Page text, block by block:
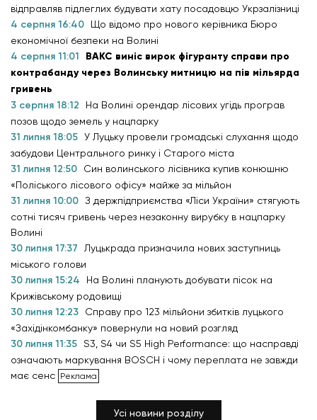
відправляв підлеглих будувати хату посадовцю Укрзалізниці
4 серпня 16:40
Що відомо про нового керівника Бюро
економічної безпеки на Волині
4 серпня 11:01
ВАКС виніс вирок фігуранту справи про
контрабанду через Волинську митницю на пів мільярда
гривень
3 серпня 18:12
На Волині орендар лісових угідь програв
позов щодо земель у нацпарку
31 липня 18:05 У Луцьку провели громадські слухання щодо
забудови Центрального ринку і Старого міста
31 липня 12:50
Син волинського лісівника купив конюшню
«Поліського лісового офісу» майже за мільйон
31 липня 10:00 З держпідприємства «Ліси України» стягують
сотні тисяч гривень через незаконну вирубку в нацпарку
Волині
30 липня 17:37
Луцькрада призначила нових заступниць
міського голови
30 липня 15:24
На Волині планують добувати пісок на
Крижівському родовищі
30 липня 12:23
Справу про 123 мільйони збитків луцького
«Західінкомбанку» повернули на новий розгляд
30 липня 11:35 S3, S4 чи S5 High Performance: що насправді
означають маркування BOSCH і чому переплата не завжди
має сенс
Усі новини розділу